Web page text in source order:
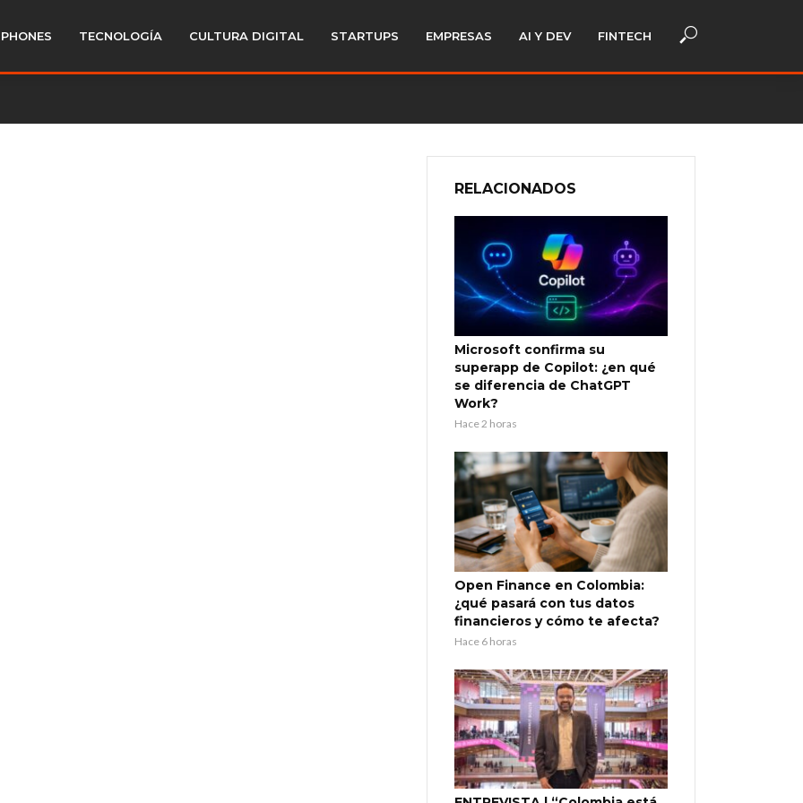
TECNOLOGÍA CULTURA DIGITAL STARTUPS EMPRESAS AI Y DEV FINTECH
RELACIONADOS
Microsoft confirma su
superapp de Copilot: ¿en qué
se diferencia de ChatGPT
Work?
Hace 2 horas
Open Finance en Colombia:
¿qué pasará con tus datos
financieros y cómo te afecta?
Hace 6 horas